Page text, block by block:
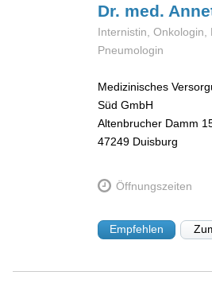
Dr. med.
Internistin, Onkologin,
Pneumologin
Medizinisches
Süd GmbH
Altenbrucher Damm
47249 Duisburg
Öffnungszeiten
Empfehlen